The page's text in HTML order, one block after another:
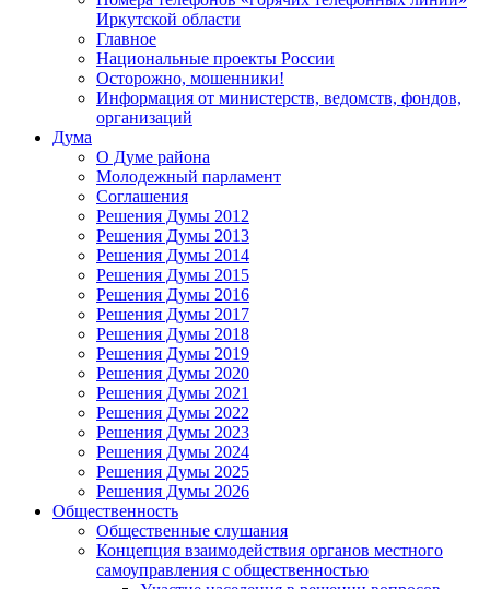
Иркутской области
Главное
Национальные проекты России
Осторожно, мошенники!
Информация от министерств, ведомств, фондов,
организаций
Дума
О Думе района
Молодежный парламент
Соглашения
Решения Думы 2012
Решения Думы 2013
Решения Думы 2014
Решения Думы 2015
Решения Думы 2016
Решения Думы 2017
Решения Думы 2018
Решения Думы 2019
Решения Думы 2020
Решения Думы 2021
Решения Думы 2022
Решения Думы 2023
Решения Думы 2024
Решения Думы 2025
Решения Думы 2026
Общественность
Общественные слушания
Концепция взаимодействия органов местного
самоуправления с общественностью